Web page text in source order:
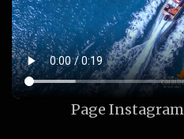
Page Instagram